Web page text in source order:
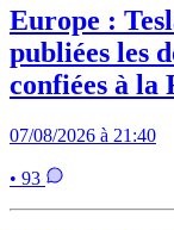
Europe :
publiées les
confiées à la
07/08/2026 à 21:40
• 93